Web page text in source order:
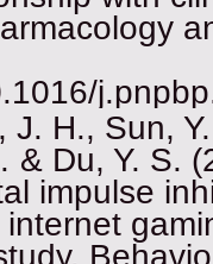
J. H., Sun,
Du, Y. S.
impulse